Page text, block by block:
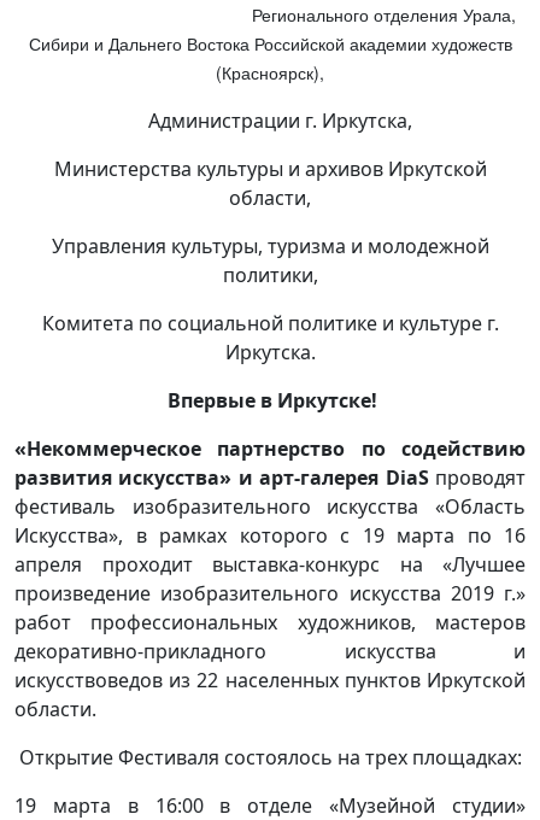
Регионального отделения Урала,
Сибири и Дальнего Востока Российской академии художеств
(Красноярск),
Администрации г. Иркутска,
Министерства культуры и архивов Иркутской
области,
Управления культуры, туризма и молодежной
политики,
Комитета по социальной политике и культуре г.
Иркутска.
Впервые в Иркутске!
«Некоммерческое партнерство по содействию
развития искусства» и арт-галерея DiaSпроводят
фестиваль изобразительного искусства «Область
Искусства», в рамках которого с 19 марта по 16
апреля проходит выставка-конкурс на «Лучшее
произведение изобразительного искусства 2019 г.»
работ профессиональных художников, мастеров
декоративно-прикладного искусства и
искусствоведов из 22 населенных пунктов Иркутской
области.
Открытие Фестиваля состоялось на трех площадках:
19 марта в 16:00 в отделе «Музейной студии»